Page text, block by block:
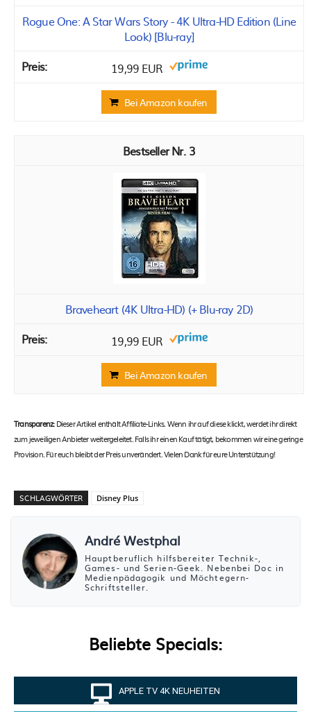
Rogue One: A Star Wars Story - 4K Ultra-HD Edition (Line
Look) [Blu-ray]
19,99 EUR
Bei Amazon kaufen
3
Braveheart (4K Ultra-HD) (+ Blu-ray 2D)
19,99 EUR
Bei Amazon kaufen
Transparenz:Dieser Artikel enthält Affiliate-Links. Wenn ihr auf diese klickt, werdet ihr direkt
zum jeweiligen Anbieter weitergeleitet. Falls ihr einen Kauf tätigt, bekommen wir eine geringe
Provision. Für euch bleibt der Preis unverändert. Vielen Dank für eure Unterstützung!
SCHLAGWÖRTER Disney Plus
André Westphal
Hauptberuflich hilfsbereiter Technik-,
Games- und Serien-Geek. Nebenbei Doc in
Medienpädagogik und Möchtegern-
Schriftsteller.
Beliebte Specials:
APPLE TV 4K NEUHEITEN